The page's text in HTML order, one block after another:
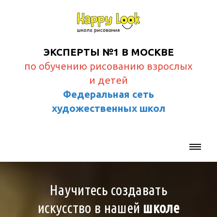
ЭКСПЕРТЫ №1 В МОСКВЕ
по обучению рисованию взрослых
и детей
Федеральная сеть
художественных школ
Научитесь создавать
искусство в нашей школе